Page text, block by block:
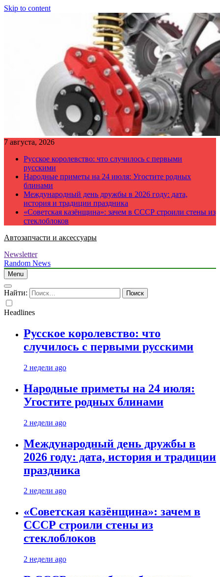
Skip to content
7 августа, 2026
Русское королевство: что случилось с первыми
русскими
Народные приметы на 24 июля: Угостите родных
блинами
Международный день дружбы в 2026 году: дата,
история и традиции праздника
«Советская казёнщина»: зачем в СССР строили стены из
стеклоблоков
Автозапчасти и аксессуары
Newsletter
Random News
Menu
Найти:
Headlines
Русское королевство: что
случилось с первыми русскими
2 недели ago
Народные приметы на 24 июля:
Угостите родных блинами
2 недели ago
Международный день дружбы в
2026 году: дата, история и традиции
праздника
2 недели ago
«Советская казёнщина»: зачем в
СССР строили стены из
стеклоблоков
2 недели ago